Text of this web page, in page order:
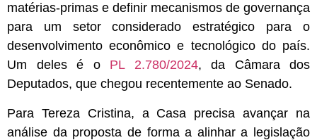
matérias-primas e definir mecanismos de governança
para um setor considerado estratégico para o
desenvolvimento econômico e tecnológico do país.
Um deles é o PL 2.780/2024, da Câmara dos
Deputados, que chegou recentemente ao Senado.
Para Tereza Cristina, a Casa precisa avançar na
análise da proposta de forma a alinhar a legislação